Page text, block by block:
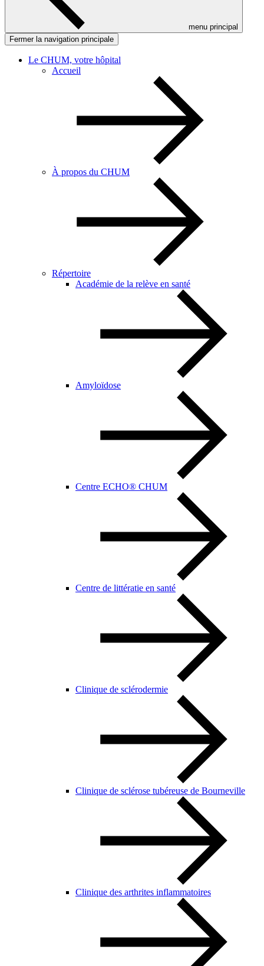
menu principal
Fermer la navigation principale
Le CHUM, votre hôpital
Accueil
À propos du CHUM
Répertoire
Académie de la relève en santé
Amyloïdose
Centre ECHO® CHUM
Centre de littératie en santé
Clinique de sclérodermie
Clinique de sclérose tubéreuse de Bourneville
Clinique des arthrites inflammatoires